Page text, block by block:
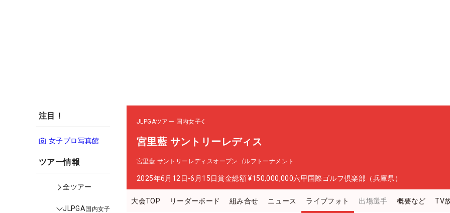
注目！
女子プロ写真館
ツアー情報
全ツアー
JLPGA国内女子
JLPGAツアー 国内女子
宮里藍 サントリーレディス
宮里藍 サントリーレディスオープンゴルフトーナメント
2025年6月12日-6月15日賞金総額 ¥150,000,000六甲国際ゴルフ倶楽部（兵庫県）
大会TOP リーダーボード 組み合せ ニュース ライブフォト 出場選手 概要など TV